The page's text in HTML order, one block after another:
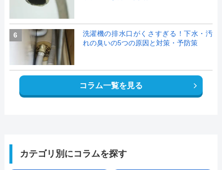
6
洗濯機の排水口がくさすぎる！下水・汚
れの臭いの5つの原因と対策・予防策
コラム一覧を見る
カテゴリ別にコラムを探す